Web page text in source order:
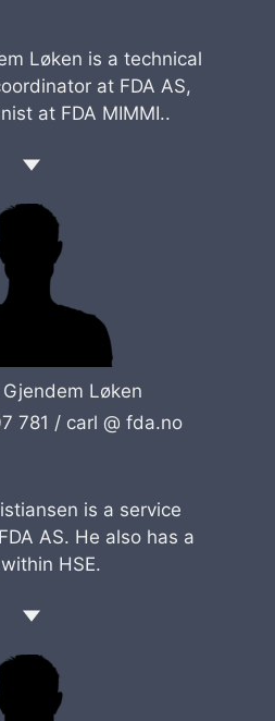
Løken is a technical
at FDA AS,
at FDA MIMMI..
Løken
781 / carl @ fda.no
is a service
AS. He also has a
HSE.